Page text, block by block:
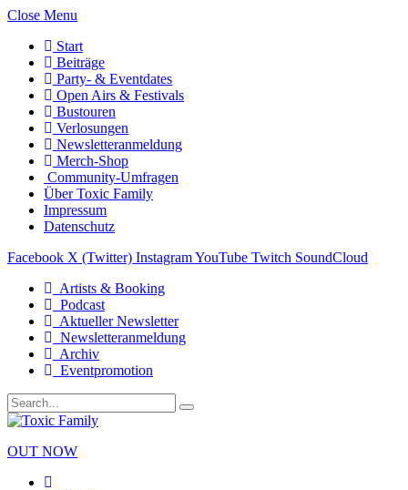
Close Menu
Start
Beiträge
Party- & Eventdates
Open Airs & Festivals
Bustouren
Verlosungen
Newsletteranmeldung
Merch-Shop
Community-Umfragen
Über Toxic Family
Impressum
Datenschutz
Facebook X (Twitter) InstagramYouTube Twitch SoundCloud
Artists & Booking
Podcast
Aktueller Newsletter
Newsletteranmeldung
Archiv
Eventpromotion
OUT NOW